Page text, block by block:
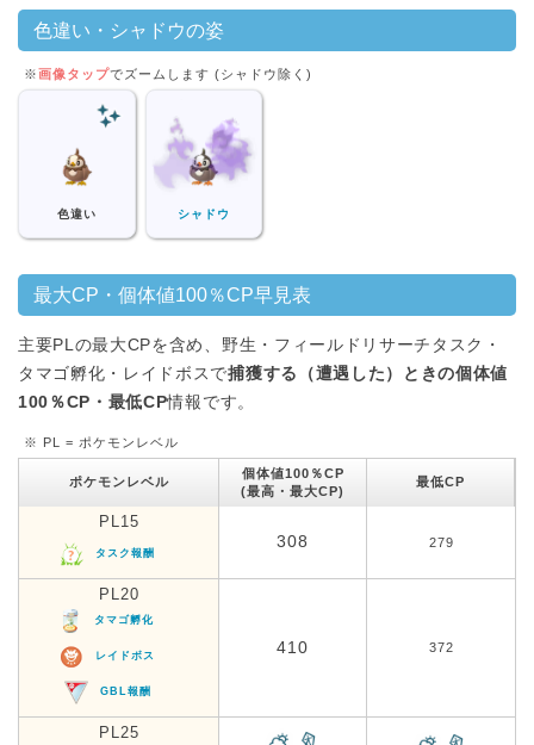
色違い・シャドウの姿
※画像タップでズームします (シャドウ除く)
色違い シャドウ
最大CP・個体値100％CP早見表
主要PLの最大CPを含め、野生・フィールドリサーチタスク・
タマゴ孵化・レイドボスで捕獲する（遭遇した）ときの個体値
100％CP・最低CP情報です。
※ PL = ポケモンレベル
ポケモンレベル
個体値100％CP
(最高・最大CP)
最低CP
PL15
タスク報酬
308 279
PL20
タマゴ孵化
レイドボス
GBL報酬
410 372
PL25